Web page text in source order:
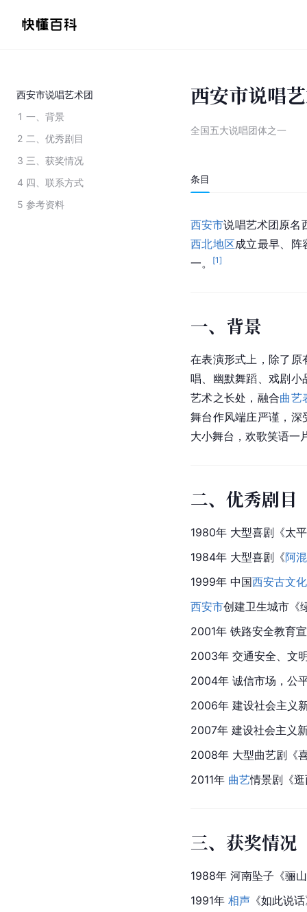
西安市说唱艺术团
1 一、背景
2 二、优秀剧目
3 三、获奖情况
4 四、联系方式
5 参考资料
西安市说唱
全国五大说唱团体之一
条目
西安市说唱艺术团原名
西北地区成立最早、阵
一。
[1]
一、背景
在表演形式上，除了原
唱、幽默舞蹈、戏剧
艺术之长处，融合曲艺
舞台作风端庄严谨，深
大小舞台，欢歌笑语一
二、优秀剧目
1980年 大型喜剧《太
1984年 大型喜剧《阿
1999年 中国西安古文
西安市创建卫生城市《
2001年 铁路安全教育
2003年 交通安全、 文
2004年 诚信市场，公
2006年 建设社会主义
2007年 建设社会主义
2008年 大型曲艺剧《
2011年 曲艺情景剧《
三、获奖情况
1988年 河南坠子 《骊
1991年 相声 《如此说